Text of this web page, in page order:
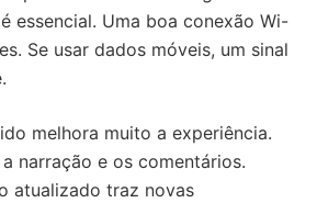
essencial. Uma boa conexão Wi-
Se usar dados móveis, um sinal
melhora muito a experiência.
narração e os comentários.
atualizado traz novas